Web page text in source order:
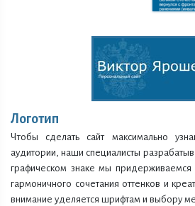
Логотип
Чтобы сделать сайт максимально
аудитории, наши специалисты
графическом знаке мы придерживаемся
гармоничного сочетания оттенков и
внимание уделяется шрифтам и выбору